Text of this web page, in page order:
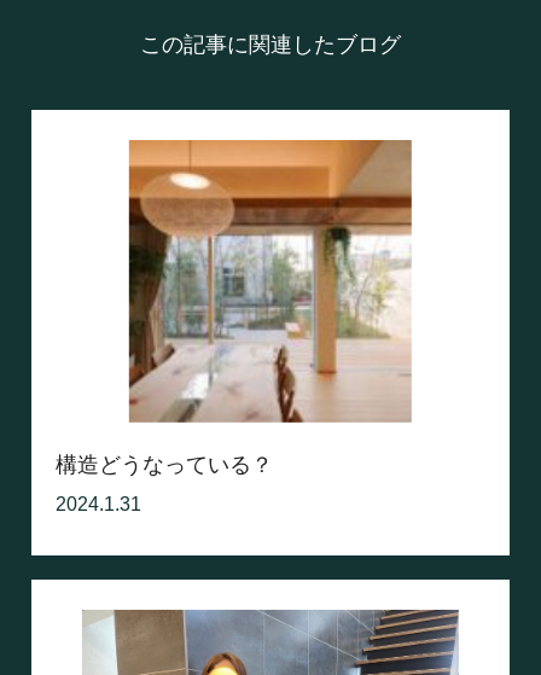
この記事に関連したブログ
構造どうなっている？
2024.1.31